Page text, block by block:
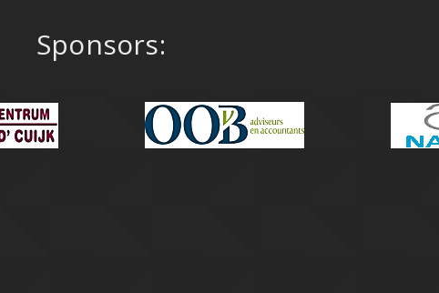
Sponsors: